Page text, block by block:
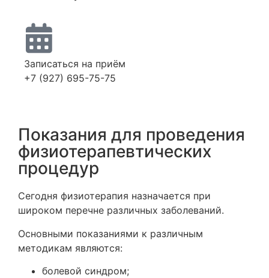
Записаться на приём
+7 (927) 695-75-75
Показания для проведения
физиотерапевтических
процедур
Сегодня физиотерапия назначается при
широком перечне различных заболеваний.
Основными показаниями к различным
методикам являются:
болевой синдром;